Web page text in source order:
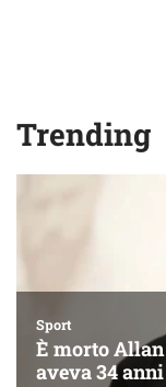
Trending